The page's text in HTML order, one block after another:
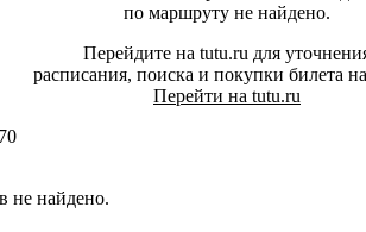
по маршруту не найдено.
Перейдите на tutu.ru для
расписания, поиска и покупки билета
Перейти на tutu.ru
не найдено.